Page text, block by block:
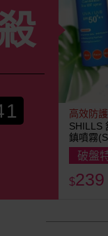
高效防
SHILLS
鎮噴霧
破盤
$239